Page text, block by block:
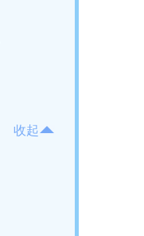
收起